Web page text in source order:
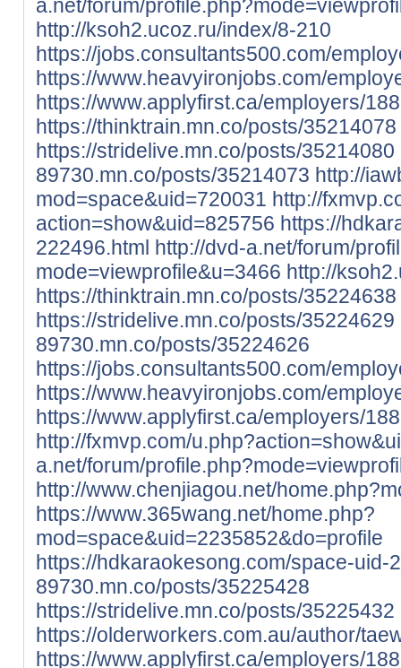
a.net/forum/
http://ksoh2.ucoz.ru/index/8-210
https://jobs.consultants500.com/
https://www.heavyironjobs.com/
https://www.applyfirst.ca/employers/
https://thinktrain.mn.co/posts/35214078
https://stridelive.mn.co/posts/35214080
89730.mn.co/posts/35214073 http://
mod=space&uid=720031 http://
action=show&uid=825756 https://
222496.html http://dvd-a.net/forum/
mode=viewprofile&u=3466 http://
https://thinktrain.mn.co/posts/35224638
https://stridelive.mn.co/posts/35224629
89730.mn.co/posts/35224626
https://jobs.consultants500.com/
https://www.heavyironjobs.com/
https://www.applyfirst.ca/employers/
http://fxmvp.com/
a.net/forum/
http://www.chenjiagou.net/
https://www.365wang.net/home.php?
mod=space&uid=2235852&do=profile
https://hdkaraokesong.com/space-uid-
89730.mn.co/posts/35225428
https://stridelive.mn.co/posts/35225432
https://olderworkers.com.au/author/
https://www.applyfirst.ca/employers/